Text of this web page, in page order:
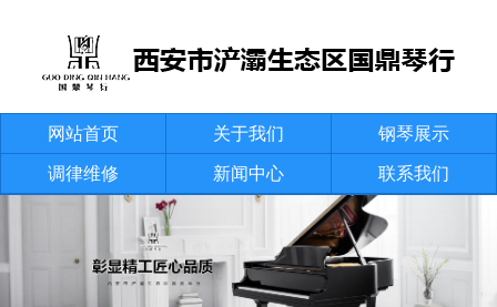
网站首页 关于我们 钢琴展示
调律维修 新闻中心 联系我们